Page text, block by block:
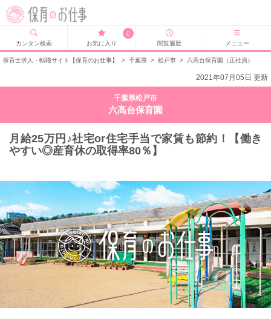
カンタン検索
0
お気に入り
閲覧履歴 メニュー
保育士求人・転職サイト【保育のお仕事】 > 千葉県 > 松戸市 > 六高台保育園（正社員）
2021年07月05日 更新
千葉県松戸市
六高台保育園
月給25万円♪社宅or住宅手当で家賃も節約！【働き
やすい◎産育休の取得率80％】